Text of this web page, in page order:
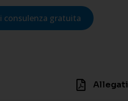
consulenza gratuita
Allegati